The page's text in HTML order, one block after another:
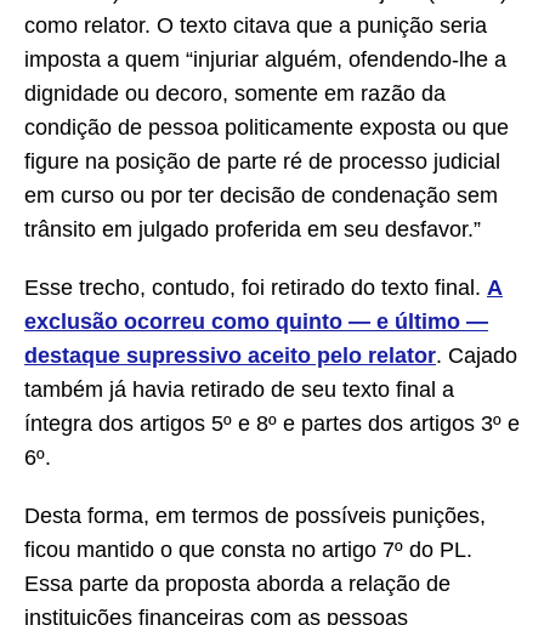
como relator. O texto citava que a punição seria
imposta a quem “injuriar alguém, ofendendo-lhe a
dignidade ou decoro, somente em razão da
condição de pessoa politicamente exposta ou que
figure na posição de parte ré de processo judicial
em curso ou por ter decisão de condenação sem
trânsito em julgado proferida em seu desfavor.”
Esse trecho, contudo, foi retirado do texto final. A
exclusão ocorreu como quinto — e último —
destaque supressivo aceito pelo relator. Cajado
também já havia retirado de seu texto final a
íntegra dos artigos 5º e 8º e partes dos artigos 3º e
6º.
Desta forma, em termos de possíveis punições,
ficou mantido o que consta no artigo 7º do PL.
Essa parte da proposta aborda a relação de
instituições financeiras com as pessoas